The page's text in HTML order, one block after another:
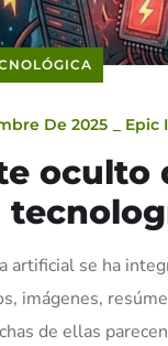
De 2025 Epic
artificial se ha
imágenes,
de ellas